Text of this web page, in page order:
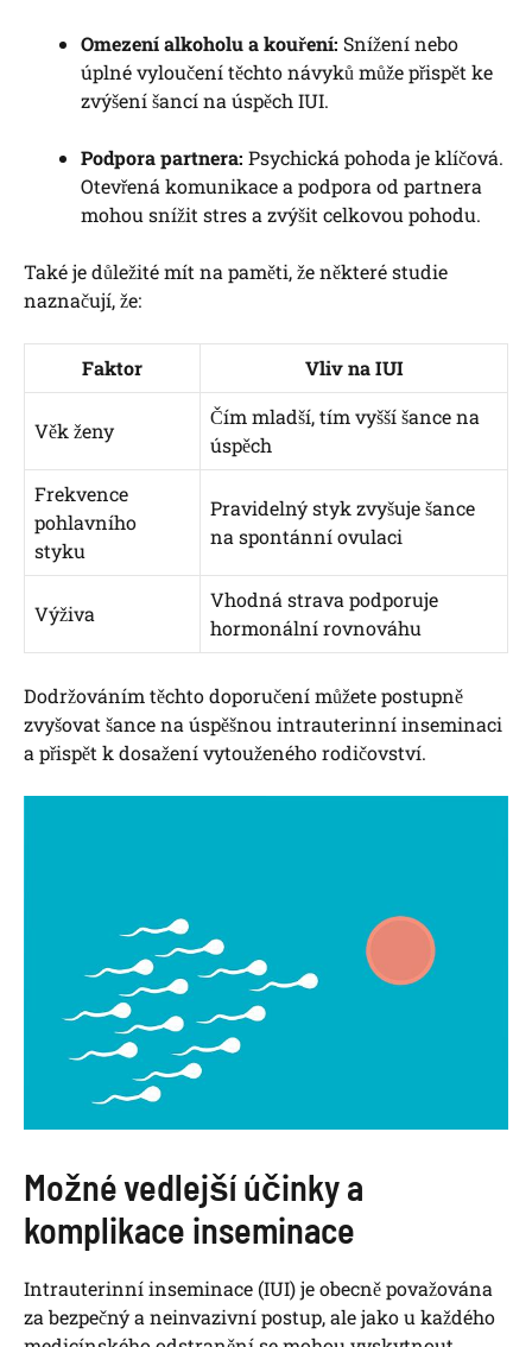
Omezení alkoholu a kouření: Snížení ⁣nebo
úplné vyloučení ⁣těchto návyků může přispět‌ ke
zvýšení šancí⁣ na úspěch IUI.
Podpora partnera: Psychická pohoda je klíčová.
Otevřená⁣ komunikace‌ a podpora od partnera
mohou⁤ snížit stres a zvýšit‌ celkovou pohodu.
Také ⁣je důležité mít na paměti,‌ že⁤ některé studie
naznačují, že:
Faktor Vliv na IUI
Věk ženy
Čím ⁢mladší, tím vyšší šance na
úspěch
Frekvence
pohlavního
styku
Pravidelný styk zvyšuje šance
na spontánní ovulaci
Výživa
Vhodná strava podporuje
hormonální⁣ rovnováhu
Dodržováním​ těchto doporučení můžete postupně
zvyšovat šance na​ úspěšnou intrauterinní inseminaci
⁢a ​přispět ⁤k dosažení vytouženého rodičovství.
Možné ‌vedlejší účinky​ a
komplikace inseminace
Intrauterinní inseminace (IUI) je obecně považována
za bezpečný⁢ a neinvazivní postup, ale jako u každého